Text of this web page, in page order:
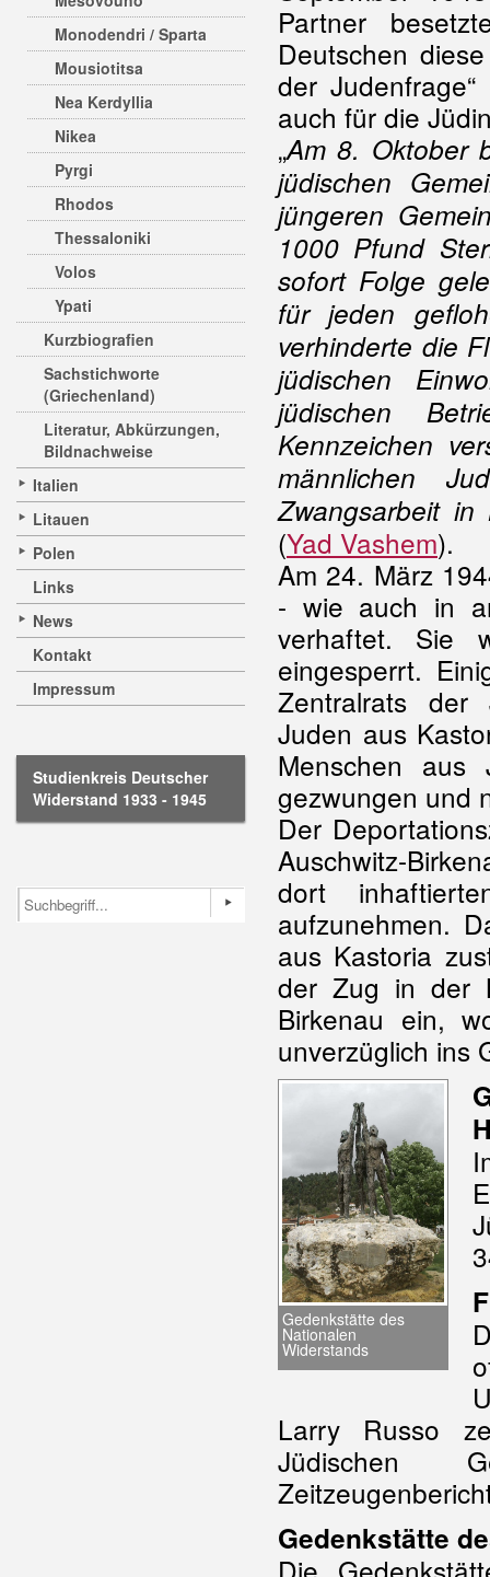
Monodendri / Sparta
Mousiotitsa
Nea Kerdyllia
Nikea
Pyrgi
Rhodos
Thessaloniki
Volos
Ypati
Kurzbiografien
Sachstichworte
(Griechenland)
Literatur, Abkürzungen,
Bildnachweise
Italien
Litauen
Polen
Links
News
Kontakt
Impressum
Studienkreis Deutscher
Widerstand 1933 - 1945
Partner
Deutschen
der
auch für die
„Am 8. Oktober
jüdischen
jüngeren
1000 Pfund
sofort Folge
für jeden
verhinderte die
jüdischen
jüdischen
Kennzeichen
männlichen
Zwangsarbeit
(Yad Vashem).
Am 24. März
- wie auch in
verhaftet. Sie
eingesperrt.
Zentralrats der
Juden aus
Menschen aus
gezwungen und
Der
Auschwitz-
dort
aufzunehmen.
aus Kastoria
der Zug in der
Birkenau ein,
unverzüglich ins
Gedenkstätte des
Nationalen
Widerstands
Larry Russo
Jüdischen
Gedenkstätte